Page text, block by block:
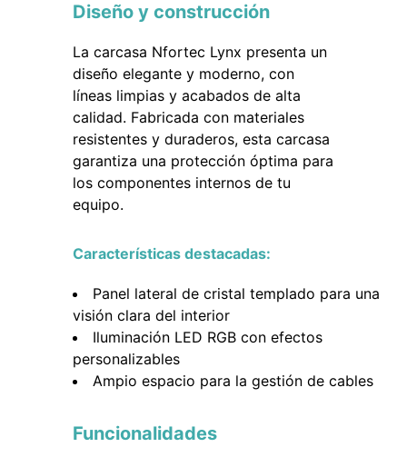
Diseño y construcción
La carcasa Nfortec Lynx presenta un
diseño elegante y moderno, con
líneas limpias y acabados de alta
calidad. Fabricada con materiales
resistentes y duraderos, esta carcasa
garantiza una protección óptima para
los componentes internos de tu
equipo.
Características destacadas:
Panel lateral de cristal templado para una
visión clara del interior
Iluminación LED RGB con efectos
personalizables
Ampio espacio para la gestión de cables
Funcionalidades